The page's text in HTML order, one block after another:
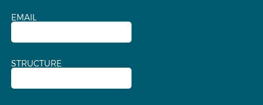
EMAIL
STRUCTURE